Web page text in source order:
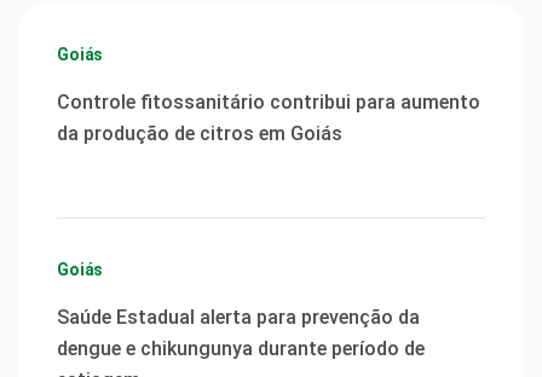
Goiás
Controle fitossanitário contribui para aumento
da produção de citros em Goiás
Goiás
Saúde Estadual alerta para prevenção da
dengue e chikungunya durante período de